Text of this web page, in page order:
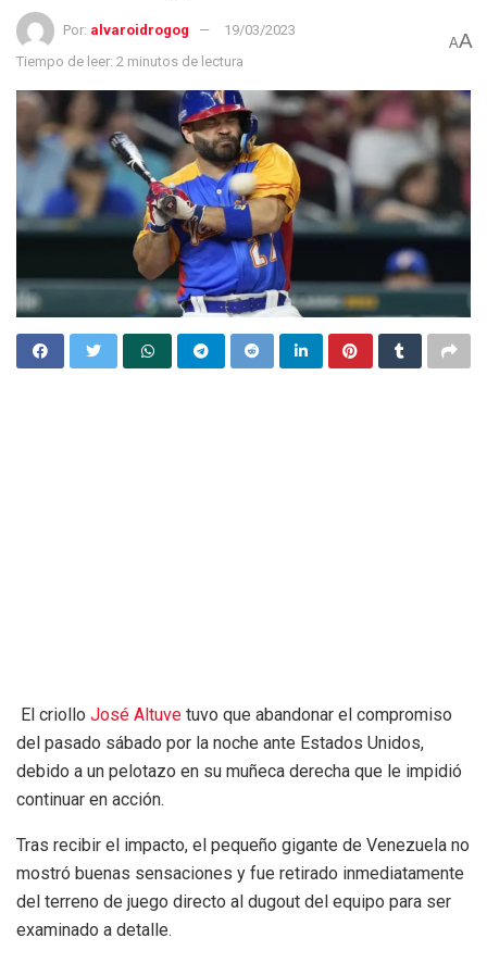
Por: alvaroidrogog
19/03/2023
Tiempo de leer: 2 minutos de lectura
AA
El criollo José Altuve tuvo que abandonar el compromiso
del pasado sábado por la noche ante Estados Unidos,
debido a un pelotazo en su muñeca derecha que le impidió
continuar en acción.
Tras recibir el impacto, el pequeño gigante de Venezuela no
mostró buenas sensaciones y fue retirado inmediatamente
del terreno de juego directo al dugout del equipo para ser
examinado a detalle.